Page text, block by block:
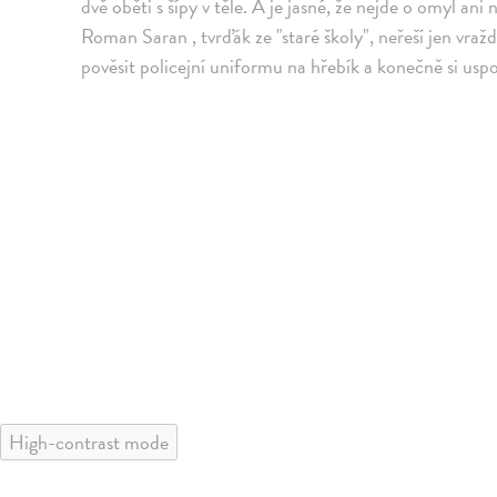
dvě oběti s šípy v těle. A je jasné, že nejde o omyl
Roman Saran , tvrďák ze "staré školy", neřeší jen
pověsit policejní uniformu na hřebík a konečně si
High-contrast mode